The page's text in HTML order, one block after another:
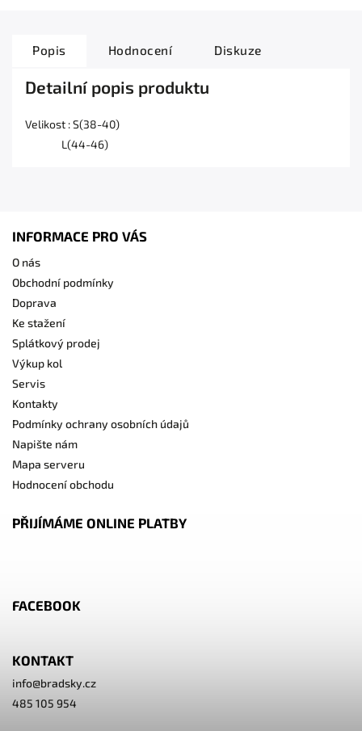
Popis Hodnocení Diskuze
Detailní popis produktu
Velikost : S(38-40)
L(44-46)
INFORMACE PRO VÁS
O nás
Obchodní podmínky
Doprava
Ke stažení
Splátkový prodej
Výkup kol
Servis
Kontakty
Podmínky ochrany osobních údajů
Napište nám
Mapa serveru
Hodnocení obchodu
PŘIJÍMÁME ONLINE PLATBY
FACEBOOK
KONTAKT
info@bradsky.cz
485 105 954